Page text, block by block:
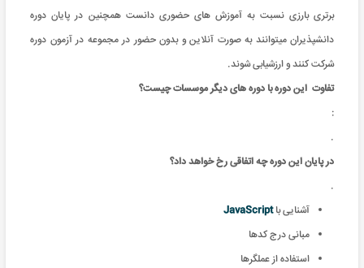
برتری بارزی نسبت به آموزش های حضوری دانست همچنین در پایان دوره
دانشپذیران میتوانند به صورت آنلاین و بدون حضور در مجموعه در آزمون دوره
شرکت کنند و ارزشیابی شوند.
تفاوت این دوره با دوره های دیگر موسسات چیست؟
:
.
در پایان این دوره چه اتفاقی رخ خواهد داد؟
.
آشنایی باJavaScript
مبانی درج کدها
استفاده از عملگرها